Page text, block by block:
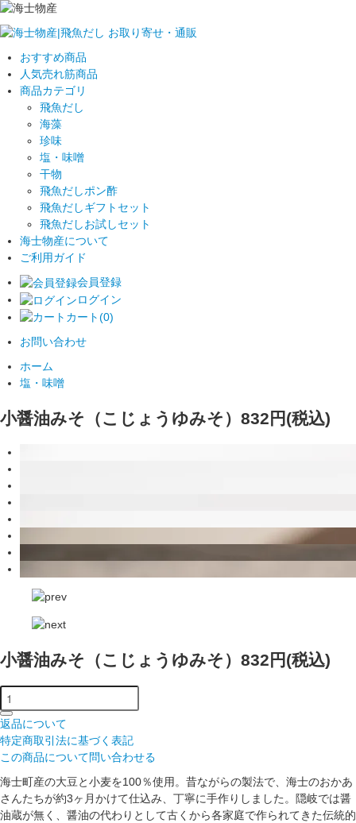
おすすめ商品
人気売れ筋商品
商品カテゴリ
飛魚だし
海藻
珍味
塩・味噌
干物
飛魚だしポン酢
飛魚だしギフトセット
飛魚だしお試しセット
海士物産について
ご利用ガイド
会員登録
ログイン
カート(0)
お問い合わせ
ホーム
塩・味噌
小醤油みそ（こじょうゆみそ） 832円(税込)
小醤油みそ（こじょうゆみそ） 832円(税込)
返品について
特定商取引法に基づく表記
この商品について問い合わせる
海士町産の大豆と小麦を100％使用。昔ながらの製法で、海士のおかあ
さんたちが約3ヶ月かけて仕込み、丁寧に手作りしました。隠岐では醤
油蔵が無く、醤油の代わりとして古くから各家庭で作られてきた伝統的